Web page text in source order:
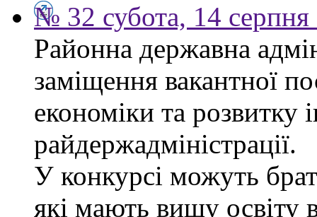
№ 32 субота, 14
Районна державна
заміщення вакантної
економіки та розвитку
райдержадміністрації.
У конкурсі можуть
які мають вищу освіту